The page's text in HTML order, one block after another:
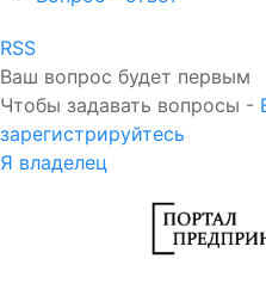
RSS
Ваш вопрос будет первым
Чтобы задавать вопросы -
зарегистрируйтесь
Я владелец